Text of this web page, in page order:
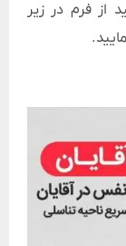
از فرم در زیر